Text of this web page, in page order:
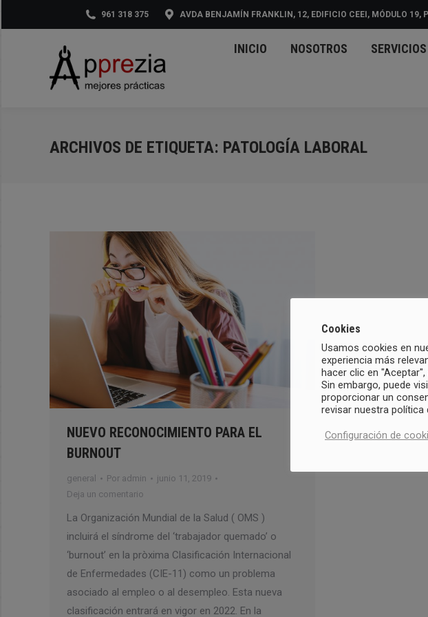
961 318 375 AVDA BENJAMÍN FRANKLIN, 12, EDIFICIO CEEI, MÓDULO 19,
INICIO NOSOTROS SERVICIOS
ARCHIVOS DE ETIQUETA: PATOLOGÍA LABORAL
NUEVO RECONOCIMIENTO PARA EL
BURNOUT
general Por admin
junio 11, 2019
Deja un comentario
La Organización Mundial de la Salud ( OMS )
incluirá el síndrome del ‘trabajador quemado’ o
‘burnout’ en la pròxima Clasificación Internacional
de Enfermedades (CIE-11) como un problema
asociado al empleo o al desempleo. Esta nueva
clasificación entrará en vigor en 2022. En la
Cookies
Usamos cookies en
experiencia más
hacer clic en
Sin embargo, puede
proporcionar un
revisar nuestra
Configuración de
INICIO NOSOTROS